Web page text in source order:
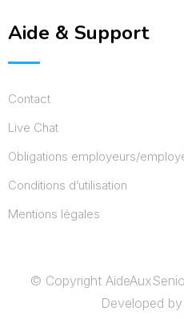
Aide & Support
Contact
Live Chat
Obligations employeurs/
Conditions d’utilisation
Mentions légales
© Copyright
Developed by